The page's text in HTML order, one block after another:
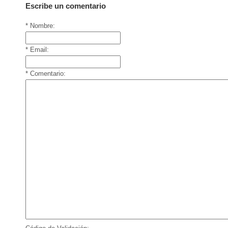
Escribe un comentario
* Nombre:
* Email:
* Comentario: